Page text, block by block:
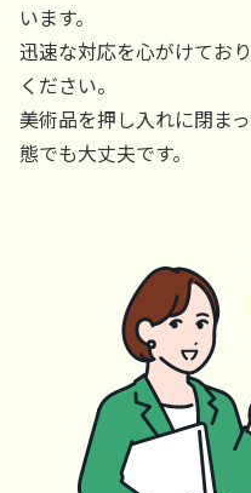
います。
迅速な対応を心がけてお
ください。
美術品を押し入れに閉ま
態でも大丈夫です。